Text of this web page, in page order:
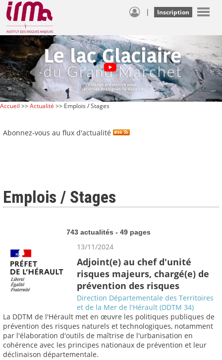
| Inscription
Accueil >>Actualité >> Emplois / Stages
Abonnez-vous au flux d'actualité
Emplois / Stages
743 actualités - 49 pages
13/11/2024
Adjoint(e) au chef d'unité
risques majeurs, chargé(e) de
prévention des risques
Direction Départementale des Territoires
et de la Mer de l'Hérault (DDTM 34)
La DDTM de l'Hérault met en œuvre les politiques publiques de
prévention des risques naturels et technologiques, notamment
par l'élaboration d'outils de maîtrise de l'urbanisation en
cohérence avec les principes nationaux de prévention et leur
déclinaison départementale.